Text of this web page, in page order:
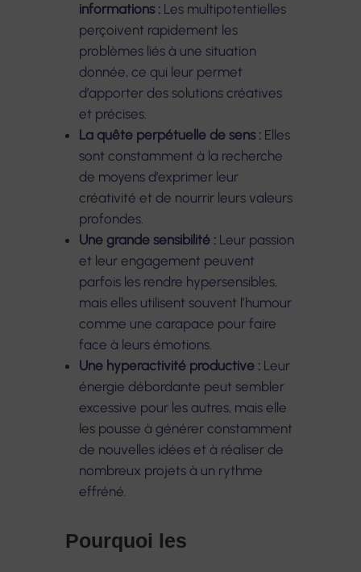
informations :Les multipotentielles
perçoivent rapidement les
problèmes liés à une situation
donnée, ce qui leur permet
d’apporter des solutions créatives
et précises.
La quête perpétuelle de sens :Elles
sont constamment à la recherche
de moyens d’exprimer leur
créativité et de nourrir leurs valeurs
profondes.
Une grande sensibilité :Leur passion
et leur engagement peuvent
parfois les rendre hypersensibles,
mais elles utilisent souvent l’humour
comme une carapace pour faire
face à leurs émotions.
Une hyperactivité productive :Leur
énergie débordante peut sembler
excessive pour les autres, mais elle
les pousse à générer constamment
de nouvelles idées et à réaliser de
nombreux projets à un rythme
effréné.
Pourquoi les